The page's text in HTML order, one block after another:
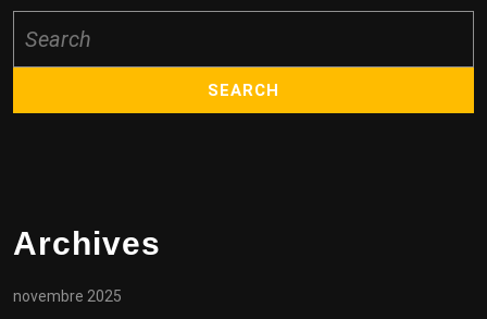
for:
Archives
novembre 2025